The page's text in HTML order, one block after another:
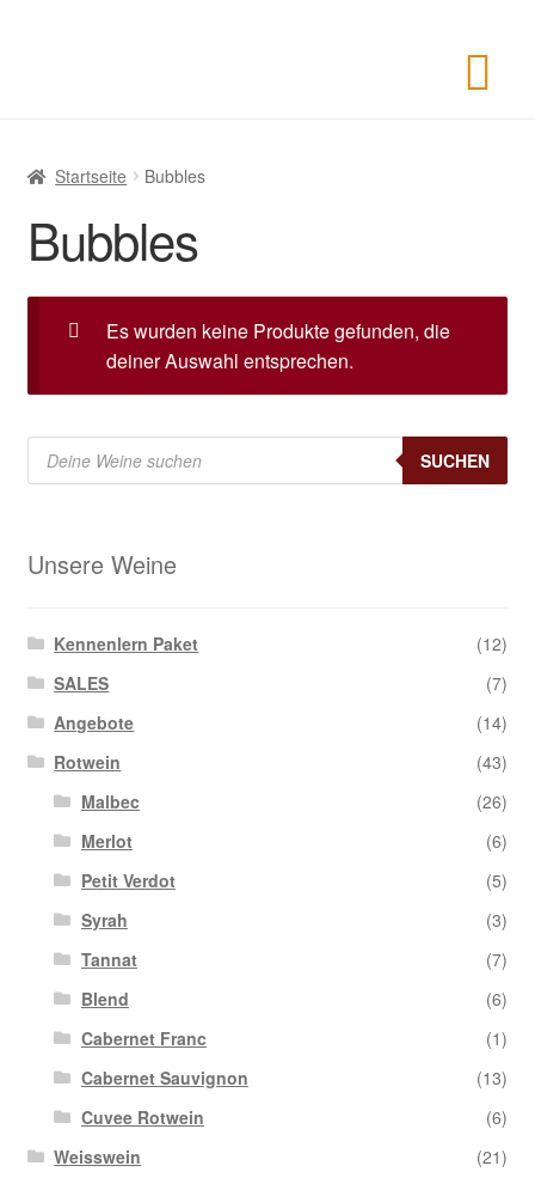
Startseite Bubbles
Bubbles
Es wurden keine Produkte gefunden, die
deiner Auswahl entsprechen.
Products
search SUCHEN
Unsere Weine
Kennenlern Paket
(12)
SALES
(7)
Angebote
(14)
Rotwein
(43)
Malbec
(26)
Merlot
(6)
Petit Verdot
(5)
Syrah
(3)
Tannat
(7)
Blend
(6)
Cabernet Franc
(1)
Cabernet Sauvignon
(13)
Cuvee Rotwein
(6)
Weisswein
(21)